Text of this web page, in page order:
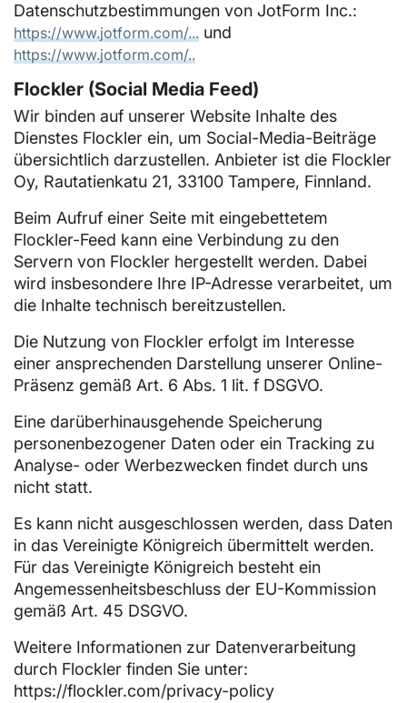
Datenschutzbestimmungen von JotForm Inc.:
https://www.jotform.com/... und
https://www.jotform.com/..
Flockler (Social Media Feed)
Wir binden auf unserer Website Inhalte des
Dienstes Flockler ein, um Social-Media-Beiträge
übersichtlich darzustellen. Anbieter ist die Flockler
Oy, Rautatienkatu 21, 33100 Tampere, Finnland.
Beim Aufruf einer Seite mit eingebettetem
Flockler-Feed kann eine Verbindung zu den
Servern von Flockler hergestellt werden. Dabei
wird insbesondere Ihre IP-Adresse verarbeitet, um
die Inhalte technisch bereitzustellen.
Die Nutzung von Flockler erfolgt im Interesse
einer ansprechenden Darstellung unserer Online-
Präsenz gemäß Art. 6 Abs. 1 lit. f DSGVO.
Eine darüberhinausgehende Speicherung
personenbezogener Daten oder ein Tracking zu
Analyse- oder Werbezwecken findet durch uns
nicht statt.
Es kann nicht ausgeschlossen werden, dass Daten
in das Vereinigte Königreich übermittelt werden.
Für das Vereinigte Königreich besteht ein
Angemessenheitsbeschluss der EU-Kommission
gemäß Art. 45 DSGVO.
Weitere Informationen zur Datenverarbeitung
durch Flockler finden Sie unter:
https://flockler.com/privacy-policy